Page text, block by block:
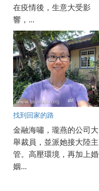
在疫情後，生意大受影
響，...
找到回家的路
金融海嘯，瓏燕的公司大
舉裁員，並派她接大陸主
管。高壓環境，再加上婚
姻...